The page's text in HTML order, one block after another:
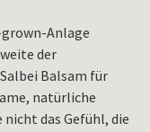
grown-Anlage
der
Balsam für
natürliche
das Gefühl, die